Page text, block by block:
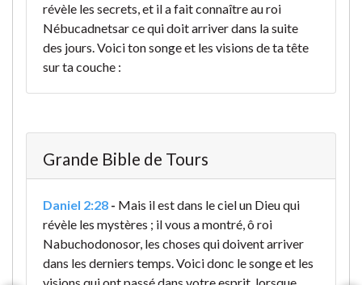
révèle les secrets, et il a fait connaître au roi
Nébucadnetsar ce qui doit arriver dans la suite
des jours. Voici ton songe et les visions de ta tête
sur ta couche :
Grande Bible de Tours
Daniel 2:28 - Mais il est dans le ciel un Dieu qui
révèle les mystères ; il vous a montré, ô roi
Nabuchodonosor, les choses qui doivent arriver
dans les derniers temps. Voici donc le songe et les